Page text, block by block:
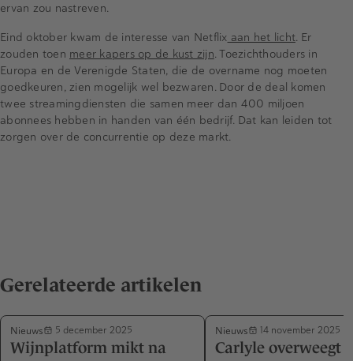
ervan zou nastreven.
Eind oktober kwam de interesse van Netflix aan het licht. Er
zouden toen meer kapers op de kust zijn. Toezichthouders in
Europa en de Verenigde Staten, die de overname nog moeten
goedkeuren, zien mogelijk wel bezwaren. Door de deal komen
twee streamingdiensten die samen meer dan 400 miljoen
abonnees hebben in handen van één bedrijf. Dat kan leiden tot
zorgen over de concurrentie op deze markt.
Gerelateerde artikelen
Nieuws 5 december 2025
Wijnplatform mikt na
Nieuws 14 november 2025
Carlyle overweegt